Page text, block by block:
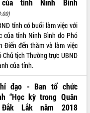
tỉnh Ninh Bình
tỉnh có buổi làm việc với
của tỉnh Ninh Bình do Phó
Điến đến thăm và làm việc
tịch Thường trực UBND
của tỉnh.
đạo - Ban tổ chức
“Học kỳ trong Quân
Lắk năm 2018